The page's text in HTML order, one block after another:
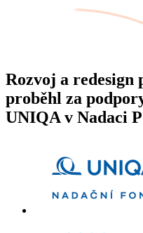
Rozvoj a
proběhl za
UNIQA v Nadaci